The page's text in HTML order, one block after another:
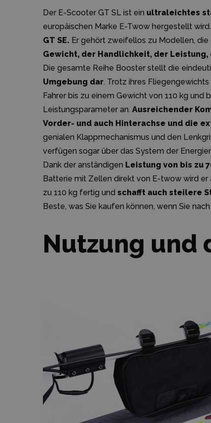
Der E-Scooter GT SL ist ein ultraleichtes
europäischen Marke E-Twow hergestellt
GT SE. Er gehört zweifellos zu Modellen, die
Gewicht, der Handlichkeit, der
Die gesamte Reihe Booster stellt die
Umgebung dar. Trotz ihres
Fahrer bis zu einem Gewicht von 110 kg
Leistungsparameter an. Ausreichender
Vorder- und auch Hinterachse und die
genialen Klappmechanismus und den
verfügen sogar über das System der
Dank der anständigen Leistung von bis zu
Batterie mit Zellen direkt von E-twow wird er
zu 110 kg fertig und schafft auch steilere
Beste, was Sie kaufen können, wenn Sie
Nutzung und